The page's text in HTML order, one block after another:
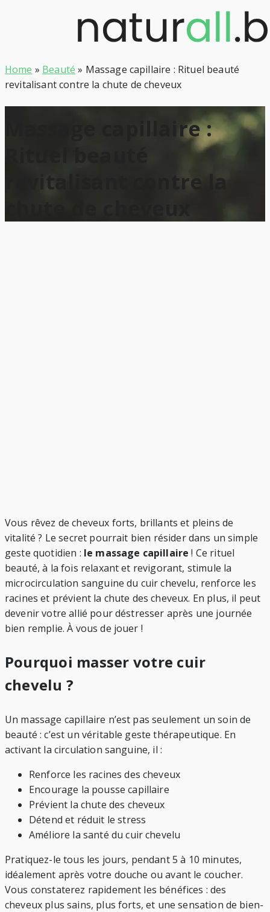
Home » Beauté » Massage capillaire : Rituel beauté
revitalisant contre la chute de cheveux
Massage capillaire :
revitalisant contre la
Vous rêvez de cheveux forts, brillants et pleins de
vitalité ? Le secret pourrait bien résider dans un simple
geste quotidien : le massage capillaire ! Ce rituel
beauté, à la fois relaxant et revigorant, stimule la
microcirculation sanguine du cuir chevelu, renforce les
racines et prévient la chute des cheveux. En plus, il peut
devenir votre allié pour déstresser après une journée
bien remplie. À vous de jouer !
Pourquoi masser votre cuir
chevelu ?
Un massage capillaire n’est pas seulement un soin de
beauté : c’est un véritable geste thérapeutique. En
activant la circulation sanguine, il :
Renforce les racines des cheveux
Encourage la pousse capillaire
Prévient la chute des cheveux
Détend et réduit le stress
Améliore la santé du cuir chevelu
Pratiquez-le tous les jours, pendant 5 à 10 minutes,
idéalement après votre douche ou avant le coucher.
Vous constaterez rapidement les bénéfices : des
cheveux plus sains, plus forts, et une sensation de bien-